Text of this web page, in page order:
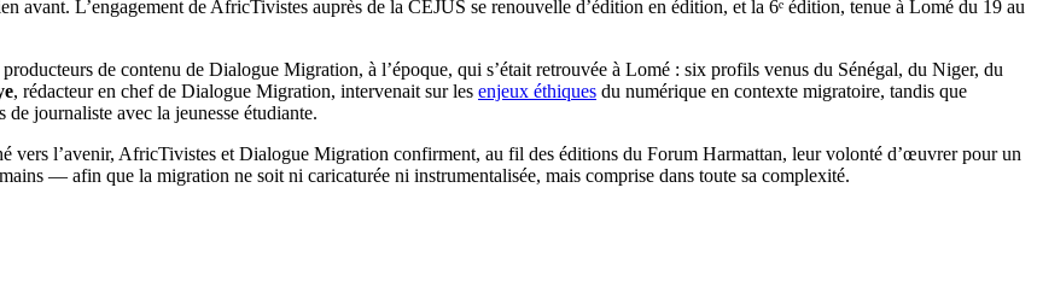
avant. L’engagement de AfricTivistes auprès de la CEJUS se renouvelle d’édition en édition, et la 6ᵉ édition, tenue à Lomé du 19 au
de contenu de Dialogue Migration, à l’époque, qui s’était retrouvée à Lomé : six profils venus du Sénégal, du Niger, du
, rédacteur en chef de Dialogue Migration, intervenait sur les enjeux éthiques du numérique en contexte migratoire, tandis que
journaliste avec la jeunesse étudiante.
vers l’avenir, AfricTivistes et Dialogue Migration confirment, au fil des éditions du Forum Harmattan, leur volonté d’œuvrer pour un
— afin que la migration ne soit ni caricaturée ni instrumentalisée, mais comprise dans toute sa complexité.